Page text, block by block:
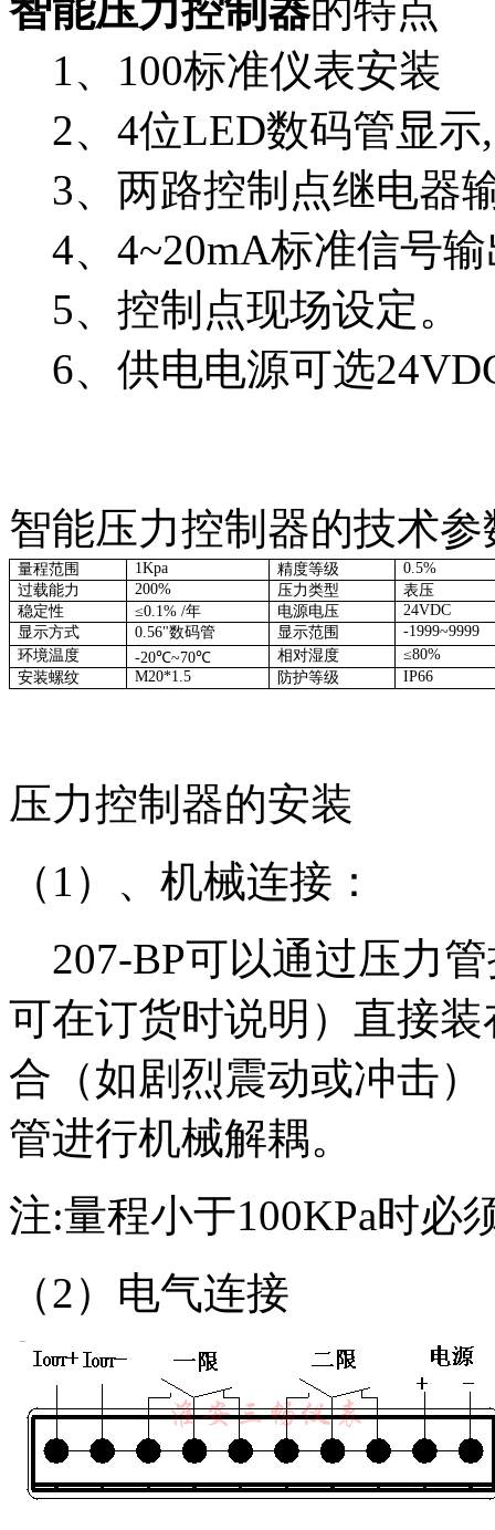
智能压力控制器的特点
1、100标准仪表安装
2、4位LED数码管显示
3、两路控制点继电器
4、4~20mA标准信号
5、控制点现场设定。
6、供电电源可选
智能压力控制器的技术参
量程范围 1Kpa 精度等级
0.5%
过载能力
200% 压力类型
表压
稳定性
≤0. 1%/年 电源电压
24VDC
显示方式 0 .56"数码管 显示范围
-1999~9999
环境温度
-20℃~70℃ 相对湿度 ≤80%
安装螺纹
M20*1.5 防护等级 IP66
压力控制器的安装
（1）、机械连接：
207-BP可以通过压力
可在订货时说明）直接
合（如剧烈震动或冲击
管进行机械解耦。
注:量程小于100KPa时必
（2）电气连接